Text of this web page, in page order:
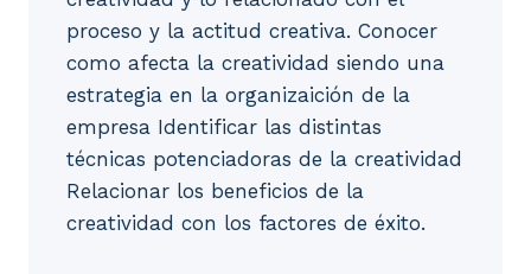
proceso y la actitud creativa. Conocer
como afecta la creatividad siendo una
estrategia en la organizaición de la
empresa Identificar las distintas
técnicas potenciadoras de la creatividad
Relacionar los beneficios de la
creatividad con los factores de éxito.